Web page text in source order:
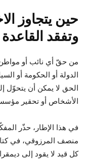
حين يتجاوز
وتفقد القاعدة
من حقّ أي نائب أو مواطن
الدولة أو الحكومة أو
الحق لا يمكن أن
الأشخاص أو تحقير
في هذا الإطار، حذّر
منصف المرزوقي، في
كل قيد لا يقود إلى